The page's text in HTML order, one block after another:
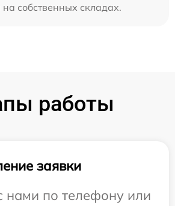
собственных складах.
работы
заявки
нами по телефону или